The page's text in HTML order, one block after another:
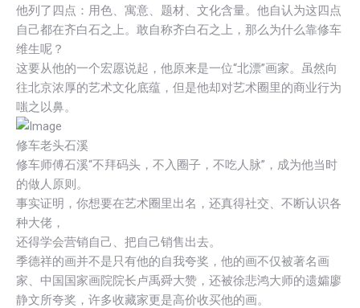
他列了四点：用色、寓意、题材、文化含量。他自认为这四点
自己都在齐白石之上。敢自称齐白石之上，那么为什么靠修车
维生呢？
这要从他的一个宏愿说起，他原来是一位“北漂”画家。虽然向
往北京浓厚的艺术文化底蕴，但是他却对艺术圈里的商业行为
嗤之以鼻。
修车老头石溪
修车师傅石溪“不拜码头，不入圈子，不吃人脉”，成为他当时
的做人原则。
事实证明，你想要在艺术圈里出名，还真得社交、不断认识各
种大佬，
还得学会营销自己、把自己销售出去。
季德祥的画并不是只有他的自我夸奖，他的画不仅被著名画
家、中国国家画院院长卢禹舜大赞，还被徐悲鸿大师的遗孀廖
静文所夸奖，许多收藏家更是高价收买他的画。